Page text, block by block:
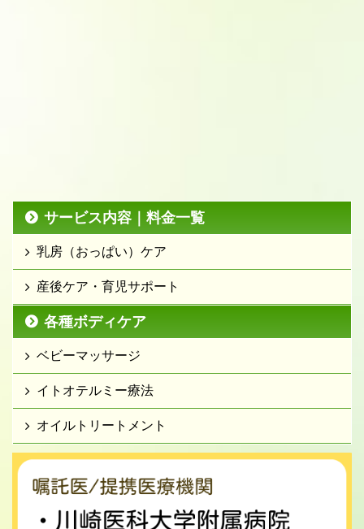
サービス内容｜料金一覧
乳房（おっぱい）ケア
産後ケア・育児サポート
各種ボディケア
ベビーマッサージ
イトオテルミー療法
オイルトリートメント